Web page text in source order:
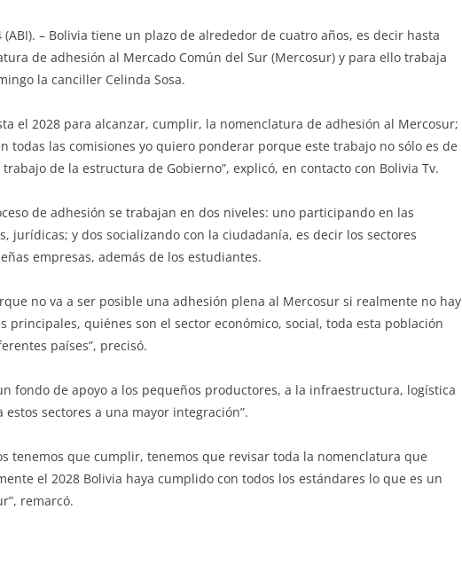
(ABI). – Bolivia tiene un plazo de alrededor de cuatro años, es decir hasta
de adhesión al Mercado Común del Sur (Mercosur) y para ello trabaja
la canciller Celinda Sosa.
el 2028 para alcanzar, cumplir, la nomenclatura de adhesión al Mercosur;
todas las comisiones yo quiero ponderar porque este trabajo no sólo es de
de la estructura de Gobierno”, explicó, en contacto con Bolivia Tv.
de adhesión se trabajan en dos niveles: uno participando en las
jurídicas; y dos socializando con la ciudadanía, es decir los sectores
empresas, además de los estudiantes.
no va a ser posible una adhesión plena al Mercosur si realmente no hay
principales, quiénes son el sector económico, social, toda esta población
países”, precisó.
fondo de apoyo a los pequeños productores, a la infraestructura, logística
sectores a una mayor integración”.
tenemos que cumplir, tenemos que revisar toda la nomenclatura que
el 2028 Bolivia haya cumplido con todos los estándares lo que es un
remarcó.